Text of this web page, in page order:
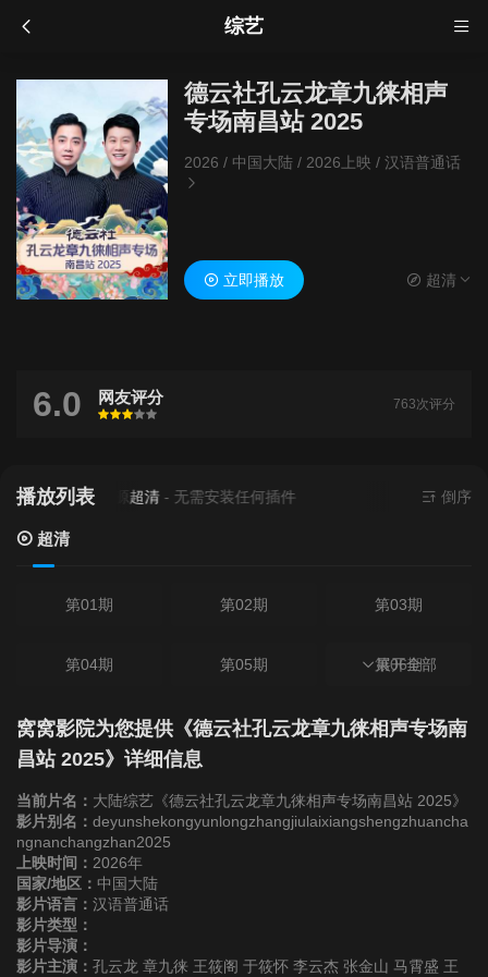
综艺
德云社孔云龙章九徕相声
专场南昌站 2025
2026 / 中国大陆 / 2026上映 / 汉语普通话
立即播放 超清
6.0 网友评分
很差
较差还行推荐力荐
763次评分
播放列表
当前资源来源 超清- 无需安装任何插件 倒序
超清
第01期 第02期 第03期
第04期 第05期 第06期
第07期
展开全部
窝窝影院为您提供《德云社孔云龙章九徕相声专场南
昌站 2025》详细信息
当前片名： 大陆综艺《德云社孔云龙章九徕相声专场南昌站 2025》
影片别名： deyunshekongyunlongzhangjiulaixiangshengzhuancha
ngnanchangzhan2025
上映时间： 2026年
国家/地区： 中国大陆
影片语言： 汉语普通话
影片类型：
影片导演：
影片主演： 孔云龙 章九徕 王筱阁 于筱怀 李云杰 张金山 马霄盛 王